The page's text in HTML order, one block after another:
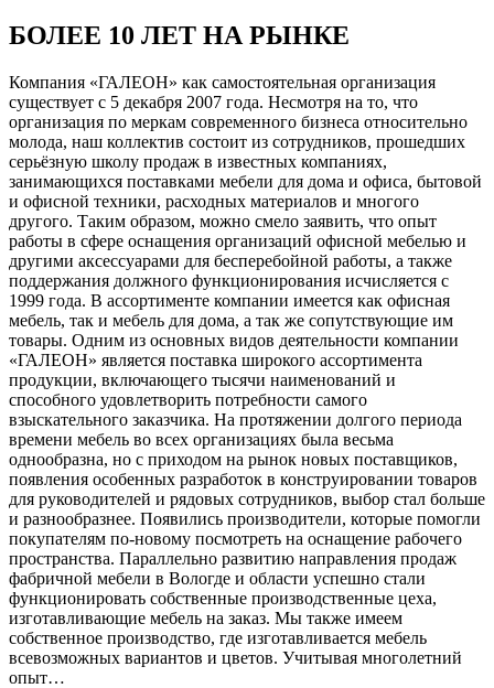
БОЛЕЕ 10 ЛЕТ НА РЫНКЕ
Компания «ГАЛЕОН» как самостоятельная организация
существует с 5 декабря 2007 года. Несмотря на то, что
организация по меркам современного бизнеса относительно
молода, наш коллектив состоит из сотрудников, прошедших
серьёзную школу продаж в известных компаниях,
занимающихся поставками мебели для дома и офиса, бытовой
и офисной техники, расходных материалов и многого
другого. Таким образом, можно смело заявить, что опыт
работы в сфере оснащения организаций офисной мебелью и
другими аксессуарами для бесперебойной работы, а также
поддержания должного функционирования исчисляется с
1999 года. В ассортименте компании имеется как офисная
мебель, так и мебель для дома, а так же сопутствующие им
товары. Одним из основных видов деятельности компании
«ГАЛЕОН» является поставка широкого ассортимента
продукции, включающего тысячи наименований и
способного удовлетворить потребности самого
взыскательного заказчика. На протяжении долгого периода
времени мебель во всех организациях была весьма
однообразна, но с приходом на рынок новых поставщиков,
появления особенных разработок в конструировании товаров
для руководителей и рядовых сотрудников, выбор стал больше
и разнообразнее. Появились производители, которые помогли
покупателям по-новому посмотреть на оснащение рабочего
пространства. Параллельно развитию направления продаж
фабричной мебели в Вологде и области успешно стали
функционировать собственные производственные цеха,
изготавливающие мебель на заказ. Мы также имеем
собственное производство, где изготавливается мебель
всевозможных вариантов и цветов. Учитывая многолетний
опыт…